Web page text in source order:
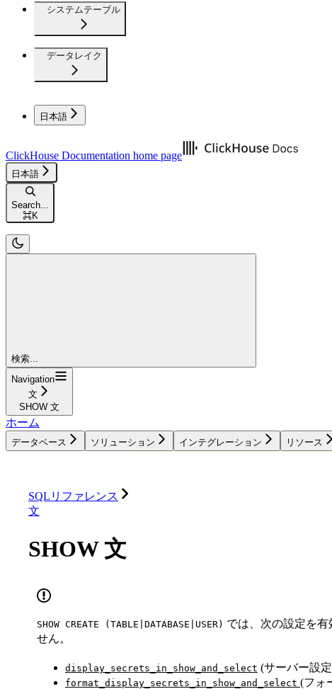
システムテーブル
データレイク
日本語
ClickHouse Documentation home page
日本語
Search...
⌘K
検索...
Navigation
文
SHOW 文
ホーム
データベース ソリューション インテグレーション リソース
SQLリファレンス
文
SHOW 文
SHOW CREATE (TABLE|DATABASE|USER) では、次の設定を
せん。
display_secrets_in_show_and_select (サーバー設
format_display_secrets_in_show_and_select (フォ